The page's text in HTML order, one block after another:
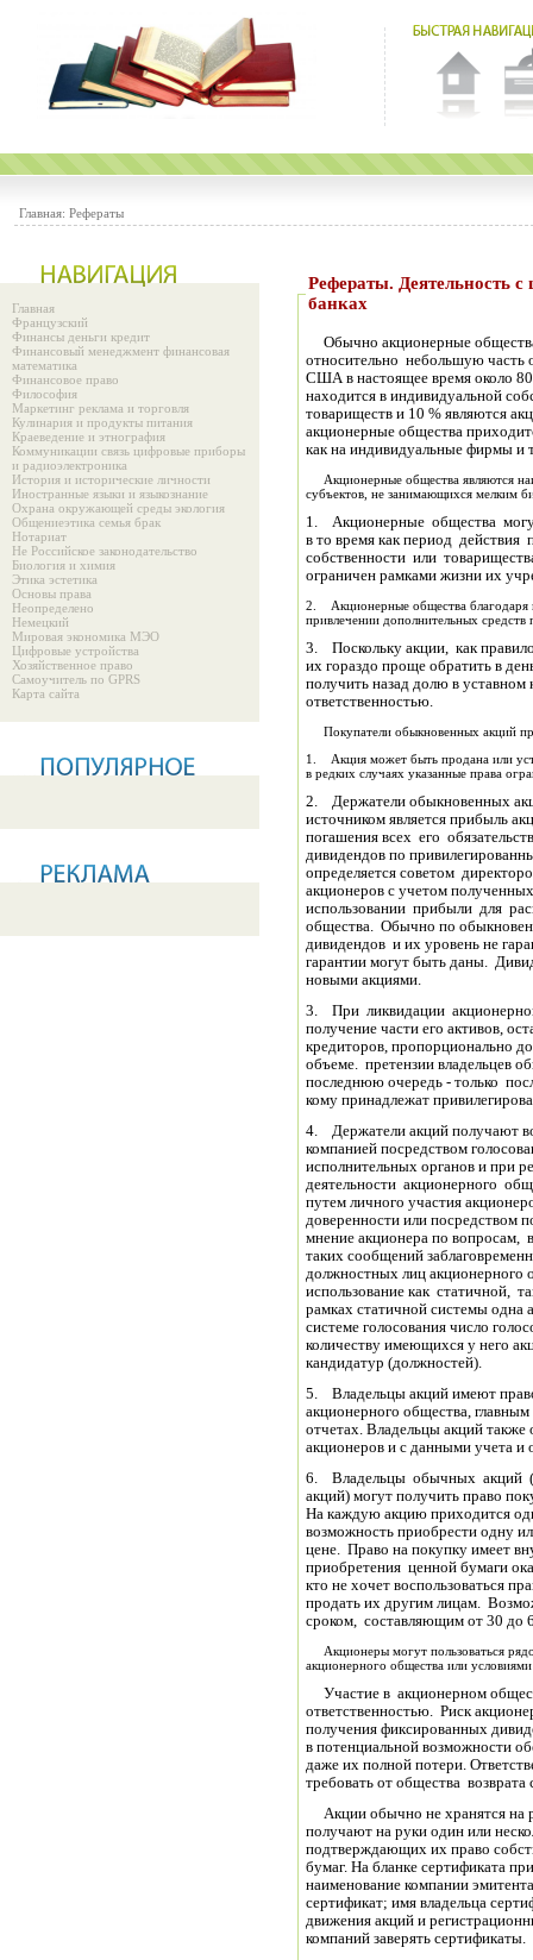
Главная: Рефераты
Главная
Французский
Финансы деньги кредит
Финансовый менеджмент финансовая
математика
Финансовое право
Философия
Маркетинг реклама и торговля
Кулинария и продукты питания
Краеведение и этнография
Коммуникации связь цифровые приборы
и радиоэлектроника
История и исторические личности
Иностранные языки и языкознание
Охрана окружающей среды экология
Общениеэтика семья брак
Нотариат
Не Российское законодательство
Биология и химия
Этика эстетика
Основы права
Неопределено
Немецкий
Мировая экономика МЭО
Цифровые устройства
Хозяйственное право
Самоучитель по GPRS
Карта сайта
Рефераты. Деятельность с ценными бумагами в коммерческих
банках
Обычно акционерные
относительно небольшую
США в настоящее время около
находится в индивидуальной
товариществ и 10 % являются
акционерные общества
как на индивидуальные фирмы и
Акционерные общества являются
субъектов, не занимающихся мелким
1. Акционерные общества
в то время как период
собственности или
ограничен рамками жизни их
2. Акционерные общества благодаря
привлечении дополнительных
3. Поскольку акции, как
их гораздо проще обратить в
получить назад долю в уставном
ответственностью.
Покупатели обыкновенных акций
1. Акция может быть продана или
в редких случаях указанные права
2. Держатели обыкновенных
источником является прибыль
погашения всех его
дивидендов по
определяется советом
акционеров с учетом
использовании прибыли для
общества. Обычно по
дивидендов и их уровень не
гарантии могут быть даны.
новыми акциями.
3. При ликвидации
получение части его активов,
кредиторов, пропорционально
объеме. претензии владельцев
последнюю очередь - только
кому принадлежат
4. Держатели акций получают
компанией посредством
исполнительных органов и при
деятельности акционерного
путем личного участия
доверенности или посредством
мнение акционера по вопросам,
таких сообщений
должностных лиц акционерного
использование как статичной,
рамках статичной системы
системе голосования число
количеству имеющихся у него
кандидатур (должностей).
5. Владельцы акций имеют
акционерного общества,
отчетах. Владельцы акций
акционеров и с данными учета и
6. Владельцы обычных акций (в
акций) могут получить право
На каждую акцию приходится
возможность приобрести одну
цене. Право на покупку имеет
приобретения ценной бумаги
кто не хочет воспользоваться
продать их другим лицам.
сроком, составляющим от 30 до
Акционеры могут пользоваться
акционерного общества или
Участие в акционерном
ответственностью. Риск
получения фиксированных
в потенциальной возможности
даже их полной потери.
требовать от общества
Акции обычно не хранятся на
получают на руки один или
подтверждающих их право
бумаг. На бланке сертификата
наименование компании
сертификат; имя владельца
движения акций и
компаний заверять сертификаты.